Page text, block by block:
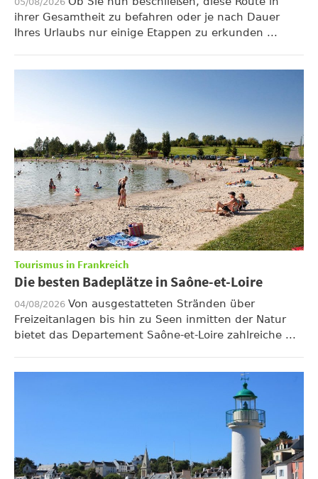
ihrer Gesamtheit zu befahren oder je nach Dauer
Ihres Urlaubs nur einige Etappen zu erkunden ...
Tourismus in Frankreich
Die besten Badeplätze in Saône-et-Loire
04/08/2026 Von ausgestatteten Stränden über
Freizeitanlagen bis hin zu Seen inmitten der Natur
bietet das Departement Saône-et-Loire zahlreiche ...